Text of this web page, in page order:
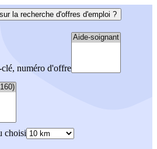
la recherche d'offres d'emploi ?
numéro d'offre
choisi